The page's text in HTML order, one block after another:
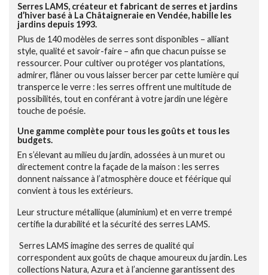
Serres LAMS, créateur et fabricant de serres et jardins
d’hiver basé à La Châtaigneraie en Vendée, habille les
jardins depuis 1993.
Plus de 140 modèles de serres sont disponibles – alliant
style, qualité et savoir-faire – afin que chacun puisse se
ressourcer. Pour cultiver ou protéger vos plantations,
admirer, flâner ou vous laisser bercer par cette lumière qui
transperce le verre : les serres offrent une multitude de
possibilités, tout en conférant à votre jardin une légère
touche de poésie.
Une gamme complète pour tous les goûts et tous les
budgets.
En s’élevant au milieu du jardin, adossées à un muret ou
directement contre la façade de la maison : les serres
donnent naissance à l’atmosphère douce et féérique qui
convient à tous les extérieurs.
Leur structure métallique (aluminium) et en verre trempé
certifie la durabilité et la sécurité des serres LAMS.
Serres LAMS imagine des serres de qualité qui
correspondent aux goûts de chaque amoureux du jardin. Les
collections Natura, Azura et à l’ancienne garantissent des